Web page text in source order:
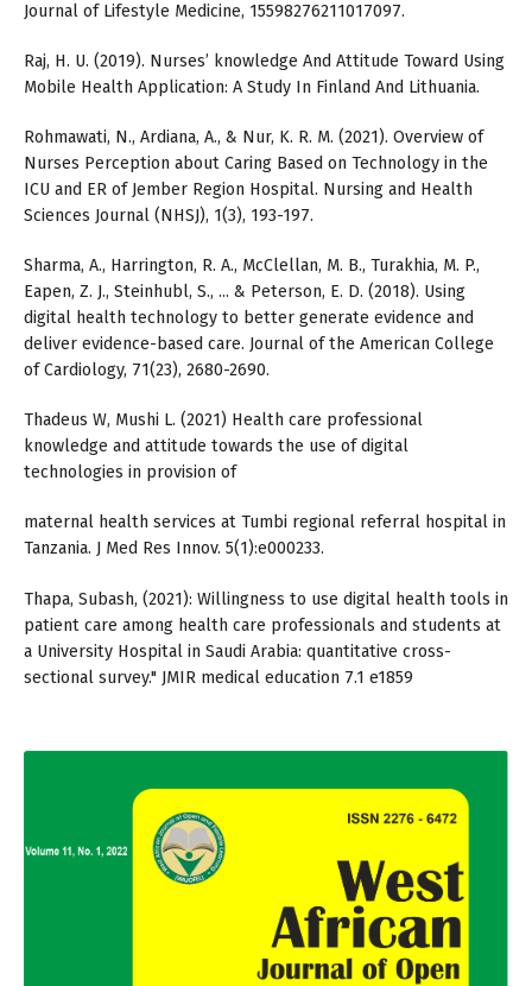
Journal of Lifestyle Medicine, 15598276211017097.
Raj, H. U. (2019). Nurses’ knowledge And Attitude Toward Using
Mobile Health Application: A Study In Finland And Lithuania.
Rohmawati, N., Ardiana, A., & Nur, K. R. M. (2021). Overview of
Nurses Perception about Caring Based on Technology in the
ICU and ER of Jember Region Hospital. Nursing and Health
Sciences Journal (NHSJ), 1(3), 193-197.
Sharma, A., Harrington, R. A., McClellan, M. B., Turakhia, M. P.,
Eapen, Z. J., Steinhubl, S., ... & Peterson, E. D. (2018). Using
digital health technology to better generate evidence and
deliver evidence-based care. Journal of the American College
of Cardiology, 71(23), 2680-2690.
Thadeus W, Mushi L. (2021) Health care professional
knowledge and attitude towards the use of digital
technologies in provision of
maternal health services at Tumbi regional referral hospital in
Tanzania. J Med Res Innov. 5(1):e000233.
Thapa, Subash, (2021): Willingness to use digital health tools in
patient care among health care professionals and students at
a University Hospital in Saudi Arabia: quantitative cross-
sectional survey." JMIR medical education 7.1 e1859